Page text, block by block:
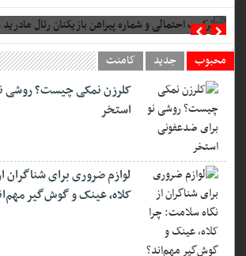
22 اکتبر 2025
نابغهٔ ۱۶ ساله ایرانی: چگونه بنیامین فرجی به
تنیس‌روی‌میز رسید؟
در روزگاری که نام‌های بزرگ دنیا از شرق آسیا بر
می‌درخشند، ناگهان از ایران، نوجوانی برخاست که توانست نظم
بنیامین فرجی، پسر آرام و خونسردی از خاکی که همیشه تشنه‌ی
راکت کوچکش رؤیای بزرگی را آغاز کرد؛ رؤیای ایستادن
دادن اینکه نبوغ، مرز نمی‌شناسد.